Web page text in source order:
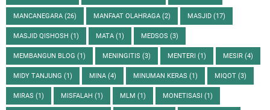
MANCANEGARA (26) MANFAAT OLAHRAGA (2) MASJID (17)
MASJID QISHOSH (1) MATA (1) MEDSOS (3)
MEMBANGUN BLOG (1) MENINGITIS (3) MENTERI (1) MESIR (4)
MIDY TANJUNG (1) MINA (4) MINUMAN KERAS (1) MIQOT (3)
MIRAS (1) MISFALAH (1) MLM (1) MONETISASI (1)